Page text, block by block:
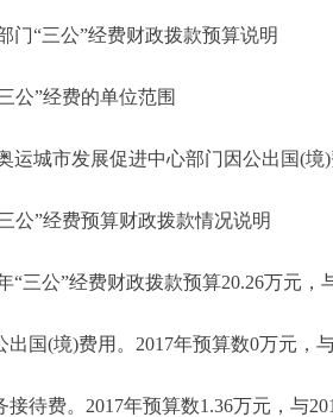
“三公”经费财政拨款预算说明
”经费的单位范围
城市发展促进中心部门因公出国(境)
”经费预算财政拨款情况说明
公”经费财政拨款预算20.26万元，
(境)费用。2017年预算数0万元，
费。2017年预算数1.36万元，与